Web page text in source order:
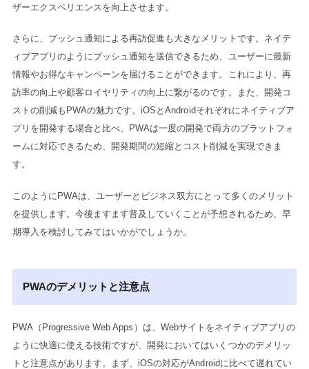
ザーエクスペリエンスを向上させます。
さらに、プッシュ通知による再訪促進も大きなメリットです。ネイテ
ィブアプリのようにプッシュ通知を送信できるため、ユーザーに最新
情報やお得なキャンペーンを届けることができます。これにより、再
訪率の向上や顧客ロイヤリティの向上に繋がるのです。また、開発コ
ストの削減もPWAの魅力です。iOSとAndroidそれぞれにネイティブア
プリを開発する場合と比べ、PWAは一度の開発で両方のプラットフォ
ームに対応できるため、開発期間の短縮とコスト削減を実現できま
す。
このようにPWAは、ユーザーとビジネス双方にとって多くのメリット
を提供します。今後ますます普及していくことが予想されるため、早
期導入を検討してみてはいかがでしょうか。
PWAのデメリットと注意点
PWA（Progressive Web Apps）は、Webサイトをネイティブアプリの
ように快適に使える技術ですが、開発においてはいくつかのデメリッ
トと注意点があります。まず、iOSの対応がAndroidに比べて遅れてい